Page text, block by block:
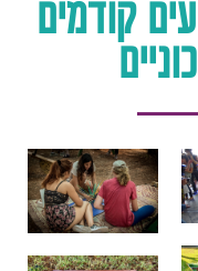
קודמים